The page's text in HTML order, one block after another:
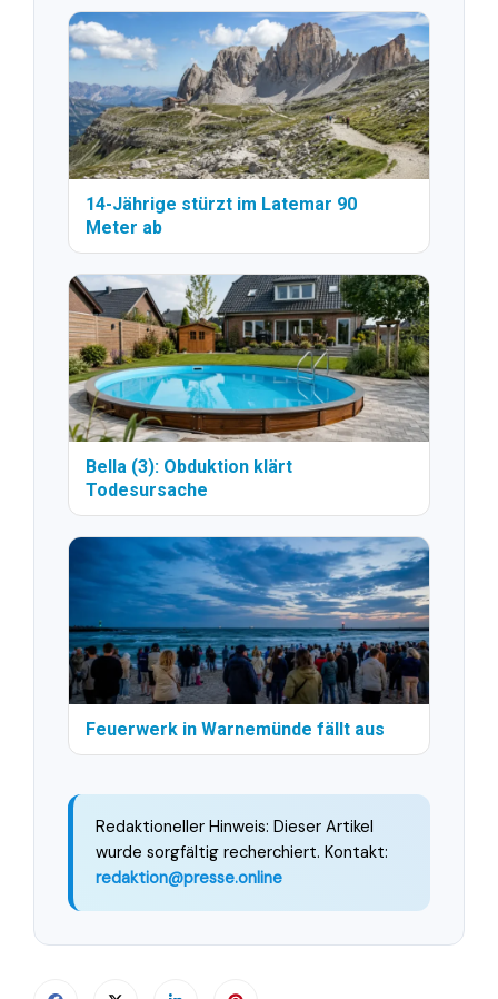
14-Jährige stürzt im Latemar 90
Meter ab
Bella (3): Obduktion klärt
Todesursache
Feuerwerk in Warnemünde fällt aus
Redaktioneller Hinweis: Dieser Artikel
wurde sorgfältig recherchiert. Kontakt:
redaktion@presse.online